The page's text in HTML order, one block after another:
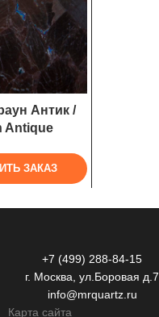
Антик /
Antique
ЗАКАЗ
+7 (499) 288-84-15
г. Москва, ул.Боровая д.7
info@mrquartz.ru
Карта сайта